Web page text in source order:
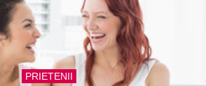
PRIETENII